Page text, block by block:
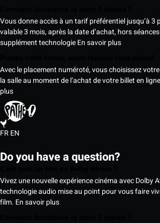
Vous donne accès à un tarif préférentiel jusqu’à 3
valable 3 mois, après la date d’achat, hors
supplément technologieEn savoir plus
Avec le placement numéroté, vous choisissez
la salle au moment de l’achat de votre billet en
plus
FREN
Do you have a question?
Vivez une nouvelle expérience cinéma avec Dolby
technologie audio mise au point pour vous faire
film. En savoir plus